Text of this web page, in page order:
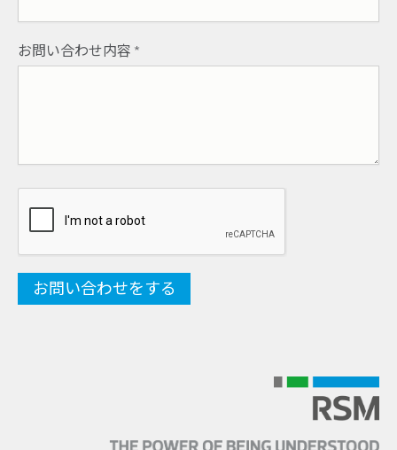
お問い合わせ内容 *